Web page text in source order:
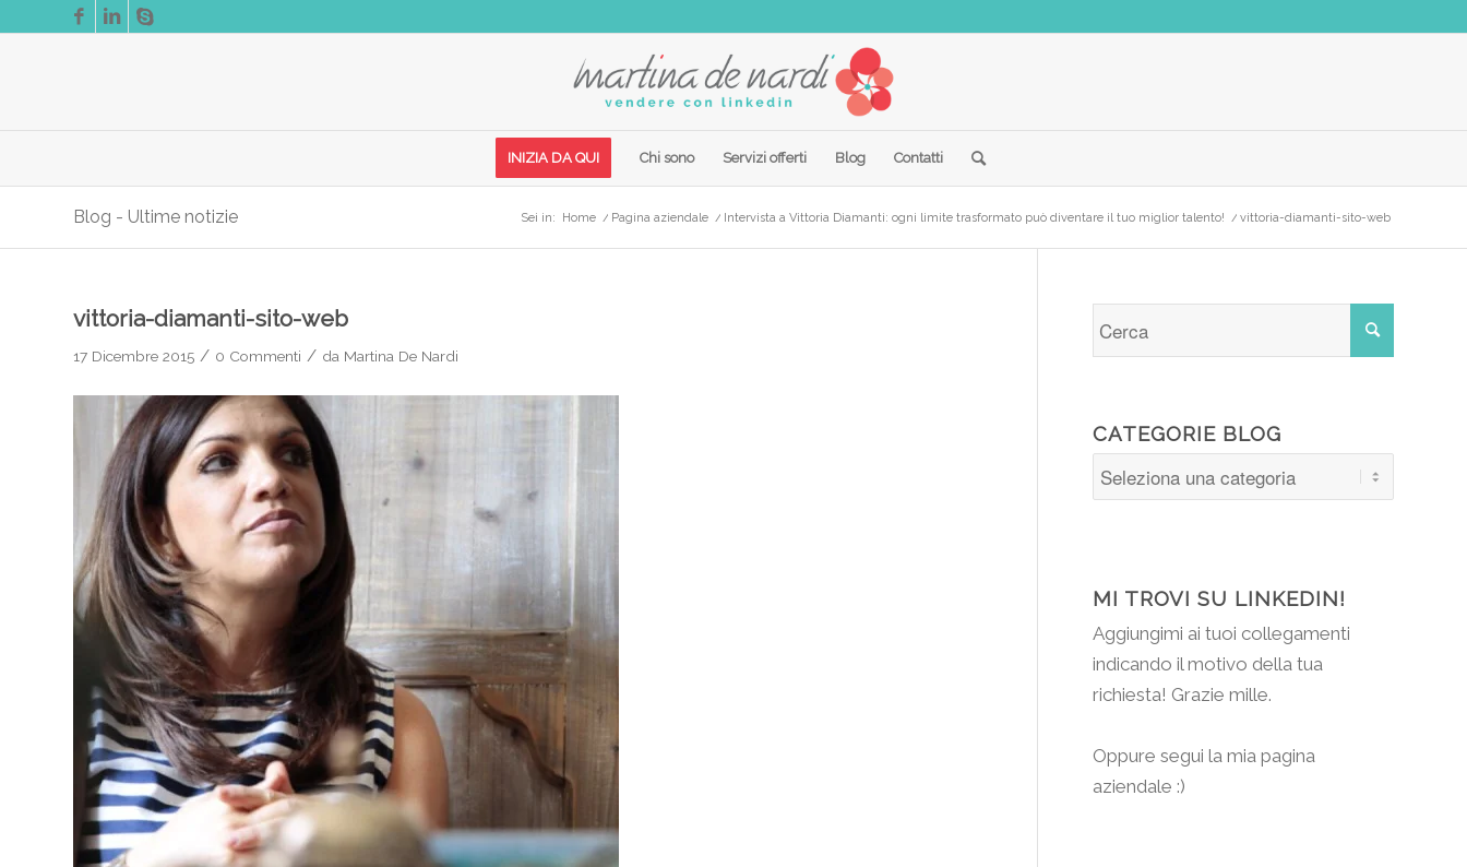
INIZIA DA QUI Chi sono Servizi offerti Blog Contatti
Blog - Ultime notizie Sei in: Home / Pagina aziendale / Intervista a Vittoria Diamanti: ogni limite trasformato può diventare il tuo miglior talento! / vittoria-diamanti-sito-web
vittoria-diamanti-sito-web
17 Dicembre 2015 / 0 Commenti / da Martina De Nardi
CATEGORIE BLOG
MI TROVI SU LINKEDIN!
Aggiungimi ai tuoi collegamenti
indicando il motivo della tua
richiesta! Grazie mille.
Oppure segui la mia pagina
aziendale :)